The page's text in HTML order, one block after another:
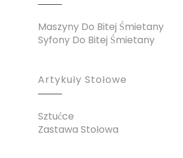
Maszyny Do Bitej Śmietany
Syfony Do Bitej Śmietany
Artykuły Stołowe
Sztućce
Zastawa Stołowa